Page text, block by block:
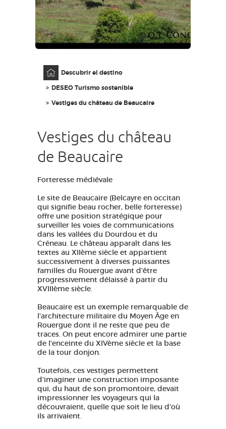
ES
Descubrir el destino
DESEO Turismo sostenible
Vestiges du château de Beaucaire
Vestiges du château
de Beaucaire
Forteresse médiévale
Le site de Beaucaire (Belcayre en occitan
qui signifie beau rocher, belle forteresse)
offre une position stratégique pour
surveiller les voies de communications
dans les vallées du Dourdou et du
Créneau. Le château apparaît dans les
textes au XIIème siècle et appartient
successivement à diverses puissantes
familles du Rouergue avant d'être
progressivement délaissé à partir du
XVIIIème siècle.
Beaucaire est un exemple remarquable de
l'architecture militaire du Moyen Âge en
Rouergue dont il ne reste que peu de
traces. On peut encore admirer une partie
de l'enceinte du XIVème siècle et la base
de la tour donjon.
​Toutefois, ces vestiges permettent
d'imaginer une construction imposante
qui, du haut de son promontoire, devait
impressionner les voyageurs qui la
découvraient, quelle que soit le lieu d'où
ils arrivaient.